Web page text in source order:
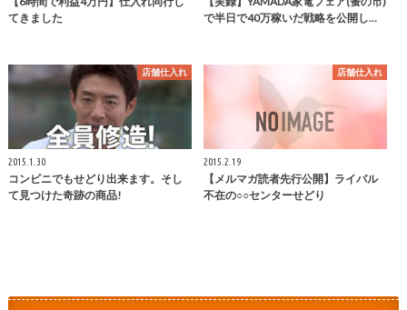
てきました
で半日で40万稼いだ戦略を公開し…
店舗仕入れ
2015.1.30
コンビニでもせどり出来ます。そし
て見つけた奇跡の商品!
店舗仕入れ
2015.2.19
【メルマガ読者先行公開】ライバル
不在の○○センターせどり